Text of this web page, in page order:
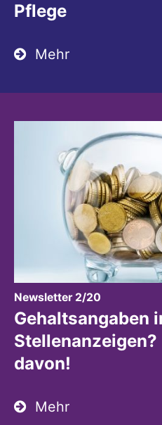
Pflege
Mehr
Newsletter 2/20
Gehaltsangaben
davon!
Mehr